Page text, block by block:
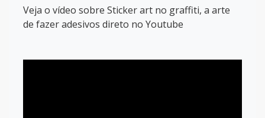
Veja o vídeo sobre Sticker art no graffiti, a arte
de fazer adesivos direto no Youtube